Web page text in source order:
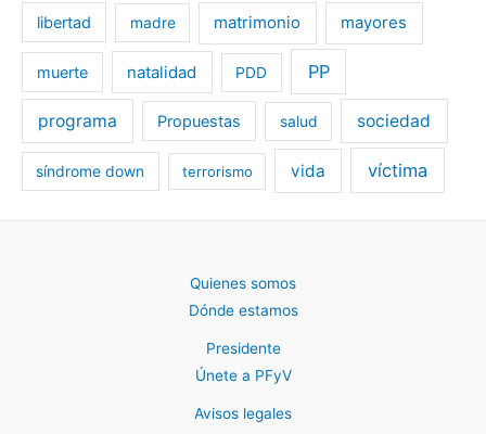
libertad madre matrimonio mayores
muerte natalidad PDD PP
programa Propuestas salud sociedad
síndrome down terrorismo vida víctima
Quienes somos
Dónde estamos
Presidente
Únete a PFyV
Avisos legales